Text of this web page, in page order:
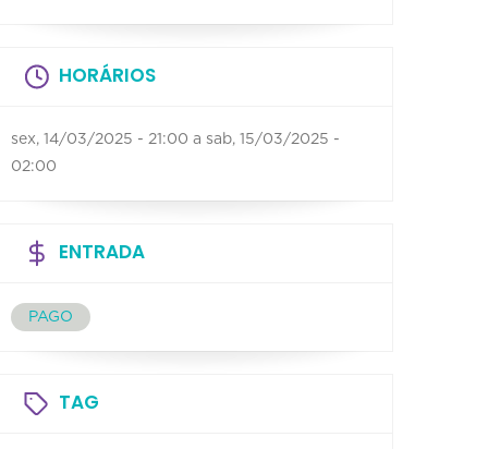
HORÁRIOS
sex, 14/03/2025 - 21:00 a sab, 15/03/2025 -
02:00
ENTRADA
PAGO
TAG